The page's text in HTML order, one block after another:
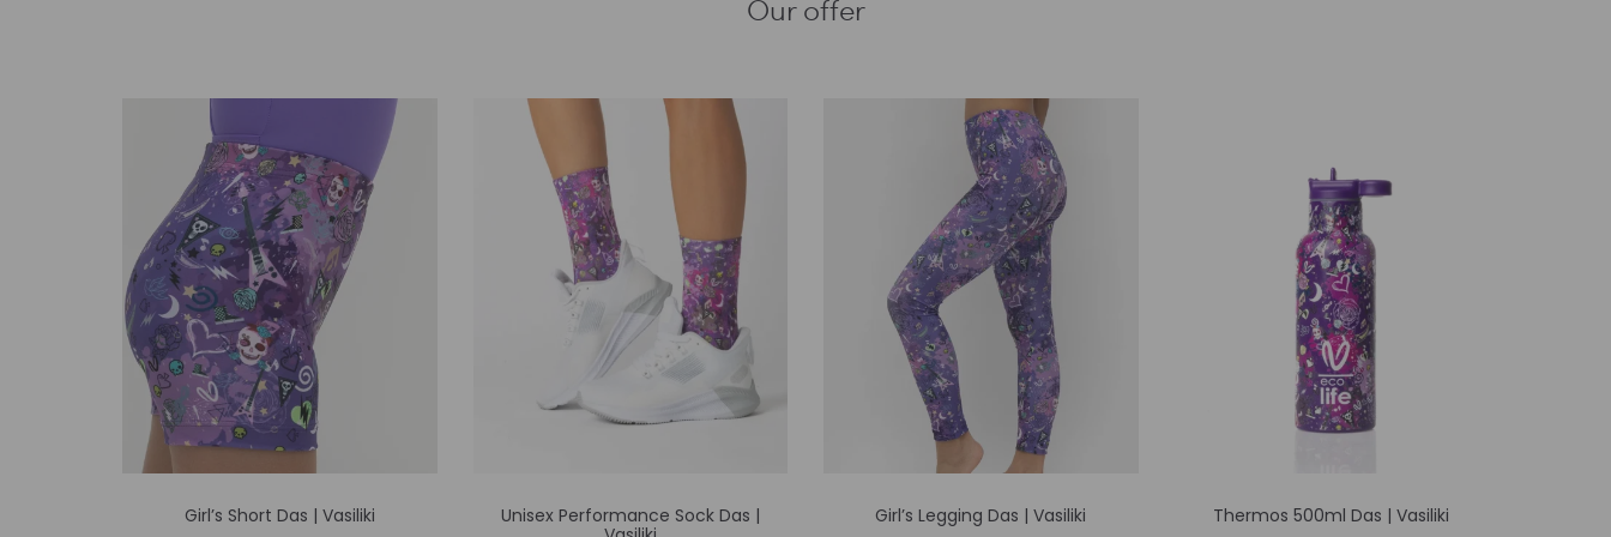
Our offer
το
Girl’s Short Das | Vasiliki
το
Unisex Performance Sock Das |
το
Girl’s Legging Das | Vasiliki
το
Thermos 500ml Das | Vasiliki